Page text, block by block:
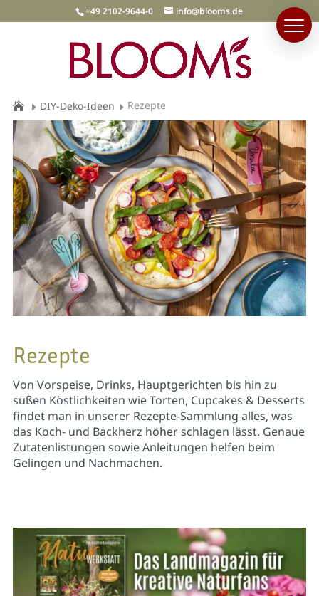
+49 2102-9644-0 info@blooms.de
DIY-Deko-Ideen Rezepte
Rezepte
Von Vorspeise, Drinks, Hauptgerichten bis hin zu
süßen Köstlichkeiten wie Torten, Cupcakes & Desserts
findet man in unserer Rezepte-Sammlung alles, was
das Koch- und Backherz höher schlagen lässt. Genaue
Zutatenlistungen sowie Anleitungen helfen beim
Gelingen und Nachmachen.